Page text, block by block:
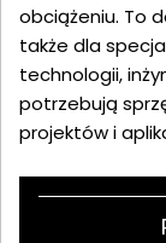
obciążeniu. To
także dla
technologii,
potrzebują
projektów i